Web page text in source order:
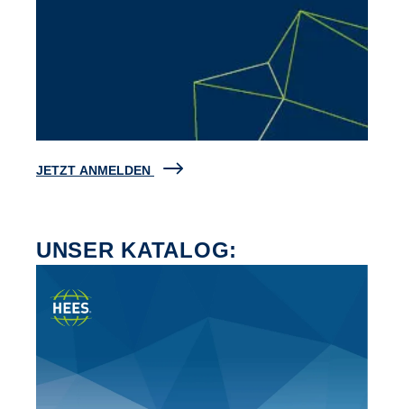
JETZT ANMELDEN
UNSER KATALOG: